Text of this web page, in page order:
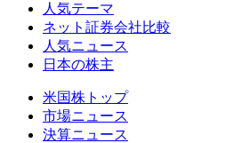
人気テーマ
ネット証券会社比較
人気ニュース
日本の株主
米国株トップ
市場ニュース
決算ニュース